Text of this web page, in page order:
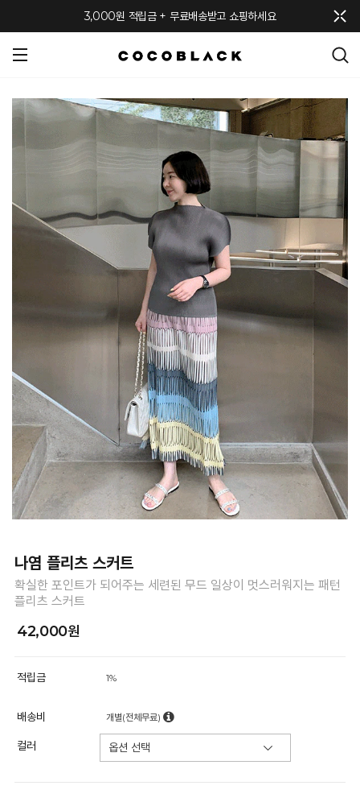
3,000원 적립금 + 무료배송받고 쇼핑하세요
나염 플리츠 스커트
확실한 포인트가 되어주는 세련된 무드 일상이 멋스러워지는 패턴
플리츠 스커트
42,000원
적립금 1%
배송비 개별(전체무료)
컬러